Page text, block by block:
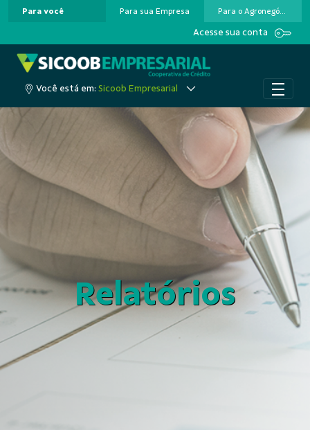
Pular para o Conteúdo principal
Para você Para sua Empresa Para o Agronegócio
Acesse sua conta
Você está em: Sicoob Empresarial
Relatórios